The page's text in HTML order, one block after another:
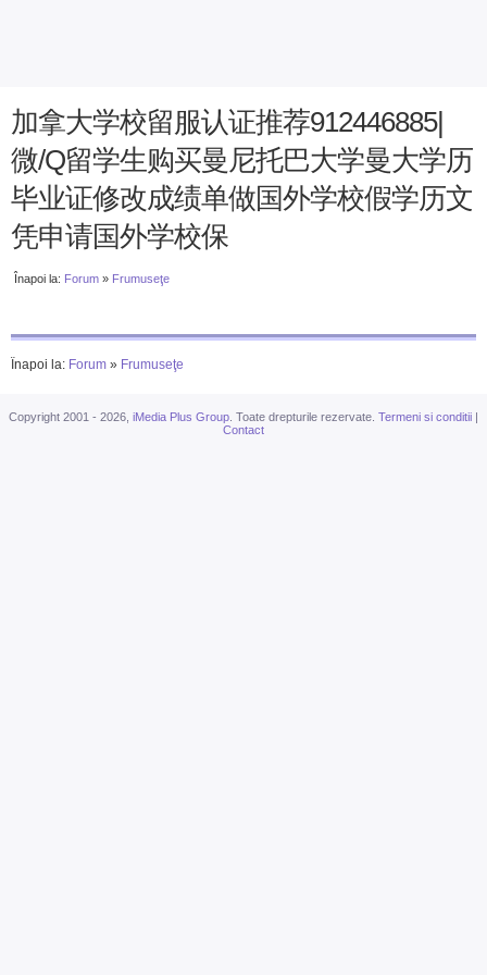
加拿大学校留服认证推荐912446885|
微/Q留学生购买曼尼托巴大学曼大学历
毕业证修改成绩单做国外学校假学历文
凭申请国外学校保
Înapoi la: Forum » Frumuseţe
Înapoi la: Forum » Frumuseţe
Copyright 2001 - 2026, iMedia Plus Group . Toate drepturile rezervate. Termeni si conditii |
Contact